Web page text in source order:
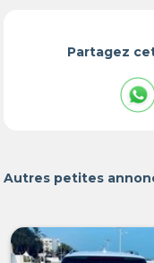
Partagez
Autres petites